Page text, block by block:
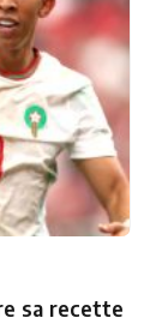
sa recette